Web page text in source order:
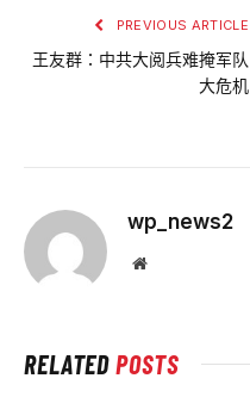
PREVIOUS ARTICLE
王友群：中共大阅兵难掩军队
大危机
wp_news2
Website
RELATEDPOSTS